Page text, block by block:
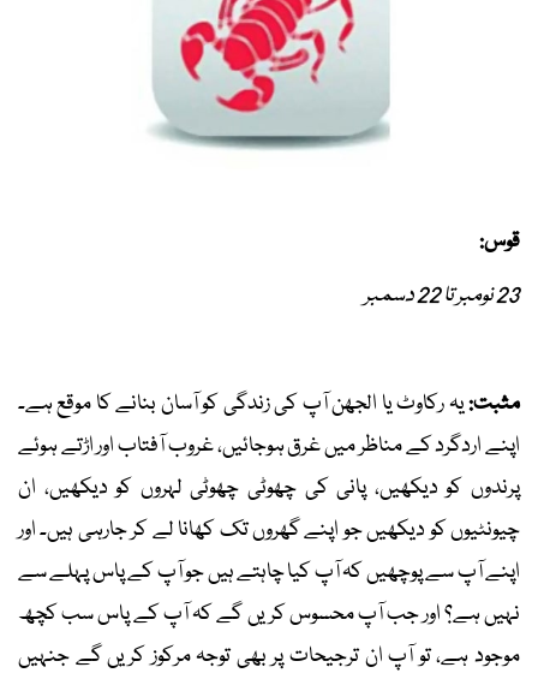
قوس:
23 نومبر تا 22 دسمبر
مثبت:یہ رکاوٹ یا الجھن آپ کی زندگی کو آسان بنانے کا موقع ہے۔
اپنے اردگرد کے مناظر میں غرق ہوجائیں، غروب آفتاب اور اڑتے ہوئے
پرندوں کو دیکھیں، پانی کی چھوٹی چھوٹی لہروں کو دیکھیں، ان
چیونٹیوں کو دیکھیں جو اپنے گھروں تک کھانا لے کر جارہی ہیں۔ اور
اپنے آپ سے پوچھیں کہ آپ کیا چاہتے ہیں جو آپ کے پاس پہلے سے
نہیں ہے؟ اور جب آپ محسوس کریں گے کہ آپ کے پاس سب کچھ
موجود ہے، تو آپ ان ترجیحات پر بھی توجہ مرکوز کریں گے جنہیں